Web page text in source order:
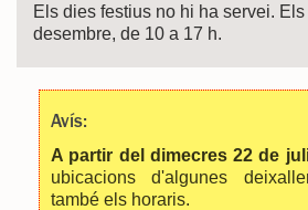
Els dies festius no hi ha servei.
desembre, de 10 a 17 h.
Avís:
A partir del dimecres 22 de
ubicacions d'algunes
també els horaris.